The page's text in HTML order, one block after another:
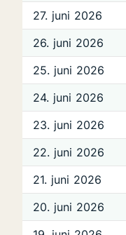
27. juni 2026
26. juni 2026
25. juni 2026
24. juni 2026
23. juni 2026
22. juni 2026
21. juni 2026
20. juni 2026